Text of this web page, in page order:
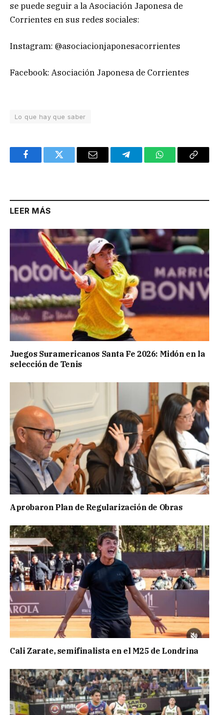
se puede seguir a la Asociación Japonesa de
Corrientes en sus redes sociales:
Instagram: @asociacionjaponesacorrientes
Facebook: Asociación Japonesa de Corrientes
Lo que hay que saber
FacebookTwitter Email TelegramWhatsAppCopy
LEER MÁS
Juegos Suramericanos Santa Fe 2026: Midón en la
selección de Tenis
Aprobaron Plan de Regularización de Obras
Cali Zarate, semifinalista en el M25 de Londrina